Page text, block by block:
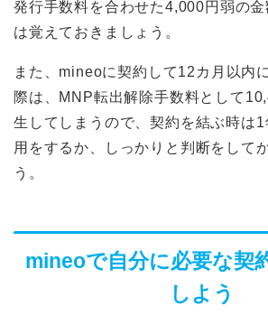
発行手数料を合わせた4,000円弱の金
は覚えておきましょう。
また、mineoに契約して12カ月以内
際は、MNP転出解除手数料として
生してしまうので、契約を結ぶ時は1
用をするか、しっかりと判断をして
う。
mineoで自分に必要な契
しよう